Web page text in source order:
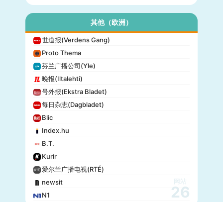
其他（欧洲）
世道报(Verdens Gang)
Proto Thema
芬兰广播公司(Yle)
晚报(Iltalehti)
号外报(Ekstra Bladet)
每日杂志(Dagbladet)
Blic
Index.hu
B.T.
Kurir
爱尔兰广播电视(RTÉ)
newsit
N1
网站
26